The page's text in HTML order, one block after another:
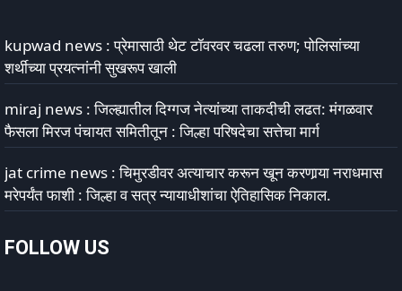
kupwad news : प्रेमासाठी थेट टॉवरवर चढला तरुण; पोलिसांच्या
शर्थीच्या प्रयत्नांनी सुखरूप खाली
miraj news : जिल्ह्यातील दिग्गज नेत्यांच्या ताकदीची लढत: मंगळवार
फैसला मिरज पंचायत समितीतून : जिल्हा परिषदेचा सत्तेचा मार्ग
jat crime news : चिमुरडीवर अत्याचार करून खून करणार्‍या नराधमास
मरेपर्यंत फाशी : जिल्हा व सत्र न्यायाधीशांचा ऐतिहासिक निकाल.
FOLLOW US